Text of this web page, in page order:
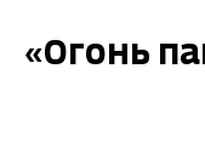
«Огонь